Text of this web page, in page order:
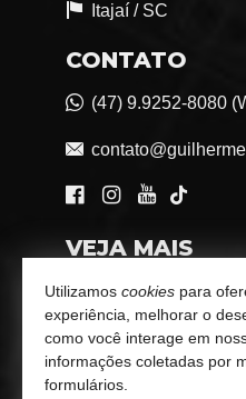
Itajaí / SC
CONTATO
(47) 9.9252-8080
VEJA MAIS
Consultoria
trabalhe conosco
Indicadores
Utilizamos cookies para
experiência, melhorar o
como você interage em
informações coletadas por
formulários.